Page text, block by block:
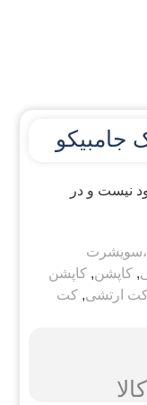
جامبیکو
نیست و در
,کاپشن,کاپشن
ارتشی,کت